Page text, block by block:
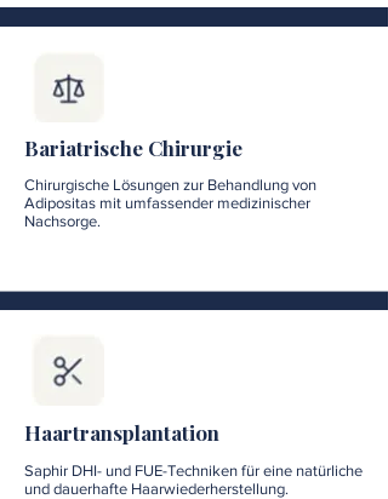
Bariatrische Chirurgie
Chirurgische Lösungen zur Behandlung von
Adipositas mit umfassender medizinischer
Nachsorge.
Haartransplantation
Saphir DHI- und FUE-Techniken für eine natürliche
und dauerhafte Haarwiederherstellung.